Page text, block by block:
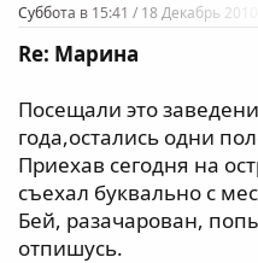
Суббота в 15:41 / 18 Декабрь 2010г.
Re: Марина
Посещали это
года,остались одни
Приехав сегодня на
съехал буквально с
Бей, разачарован,
отпишусь.